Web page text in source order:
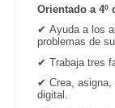
Orientado a 4º
✔ Ayuda a los
problemas de
✔ Trabaja tres
✔ Crea,
digital.